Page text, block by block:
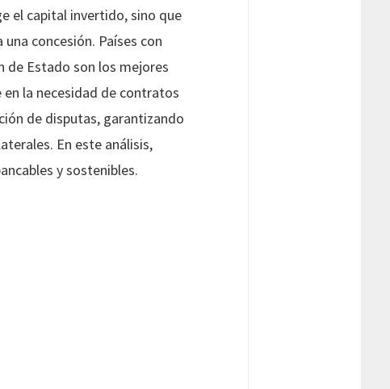
el capital invertido, sino que
concesión. Países con
de Estado son los mejores
la necesidad de contratos
de disputas, garantizando
En este análisis,
y sostenibles.